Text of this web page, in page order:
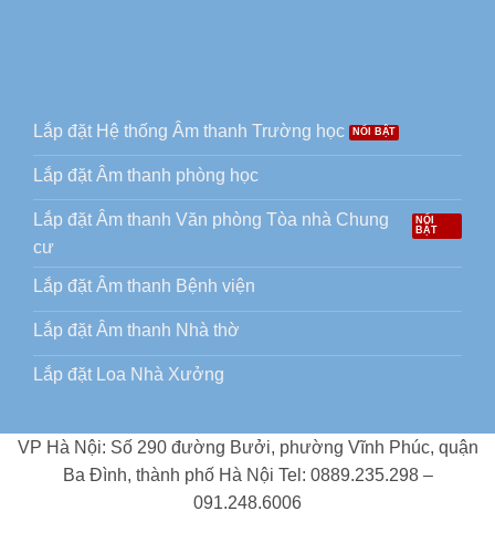
Lắp đặt Hệ thống Âm thanh Trường học
Lắp đặt Âm thanh phòng học
Lắp đặt Âm thanh Văn phòng Tòa nhà Chung
cư
Lắp đặt Âm thanh Bệnh viện
Lắp đặt Âm thanh Nhà thờ
Lắp đặt Loa Nhà Xưởng
VP Hà Nội: Số 290 đường Bưởi, phường Vĩnh Phúc, quận
Ba Đình, thành phố Hà Nội Tel: 0889.235.298 –
091.248.6006